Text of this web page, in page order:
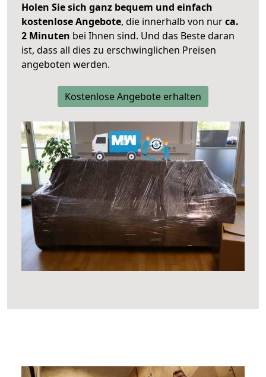
Holen Sie sich ganz bequem und einfach
kostenlose Angebote, die innerhalb von nurca.
2 Minuten bei Ihnen sind. Und das Beste daran
ist, dass all dies zu erschwinglichen Preisen
angeboten werden.
Kostenlose Angebote erhalten